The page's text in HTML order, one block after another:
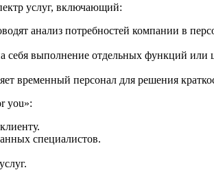
услуг, включающий:
анализ потребностей компании в
себя выполнение отдельных функций или
временный персонал для решения
you»:
специалистов.